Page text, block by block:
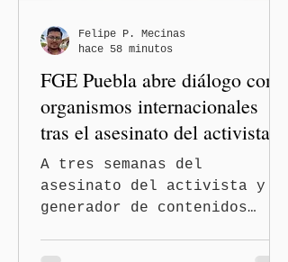
FGE Puebla abre diálogo con
organismos internacionales
tras el asesinato del activista y
comunicador Josué Martínez
A tres semanas del
asesinato del activista y
generador de contenidos
Felipe P. Mecinas
hace 58 minutos